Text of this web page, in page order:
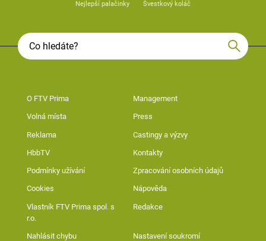
Nejlepší palačinky Švestkový koláč
O FTV Prima Management
Volná místa Press
Reklama Castingy a výzvy
HbbTV Kontakty
Podmínky užívání Zpracování osobních údajů
Cookies Nápověda
Vlastník FTV Prima spol. s
r.o.
Redakce
Nahlásit chybu Nastavení soukromí